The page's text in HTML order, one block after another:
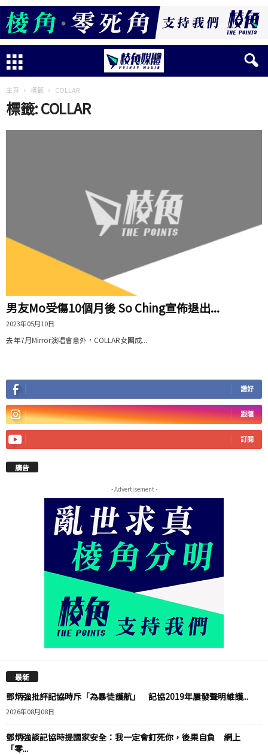
主頁 標籤 COLLAR
標籤: COLLAR
男友Mo受傷10個月後 So Ching宣佈退出...
2023年05月10日
去年7月Mirror演唱會意外，COLLAR女團成...
讚好
跟隨
訂閱
廣告
- Advertisement -
最新
鄧炳強批評記協時斥「為暴徒護航」 記協2019年屢發聲明維護...
2026年08月08日
鄧炳強談記協時提國家安全：我一定會釘死你，後果自負 網上
「零...